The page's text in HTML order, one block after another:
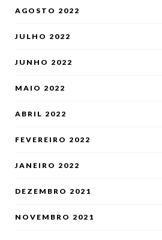
AGOSTO 2022
JULHO 2022
JUNHO 2022
MAIO 2022
ABRIL 2022
FEVEREIRO 2022
JANEIRO 2022
DEZEMBRO 2021
NOVEMBRO 2021